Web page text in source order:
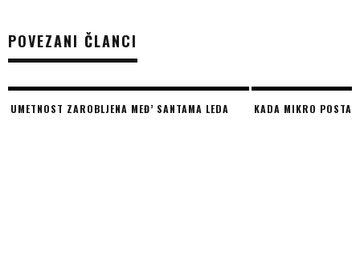
POVEZANI ČLANCI
LEDA KADA MIKRO POSTANE GIGA!